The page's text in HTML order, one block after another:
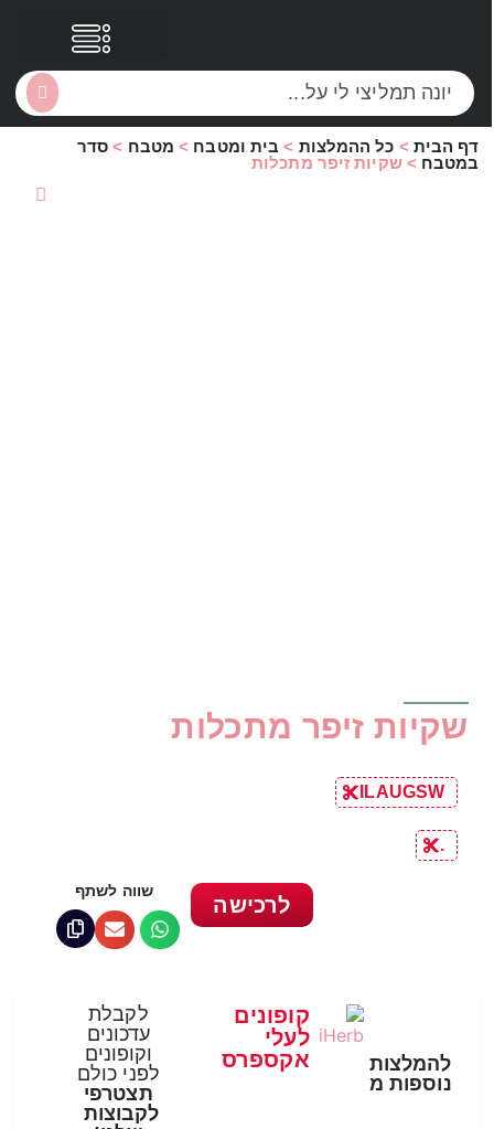
דף הבית> כל ההמלצות> בית ומטבח> מטבח> סדר
במטבח> שקיות זיפר מתכלות
שקיות זיפר מתכלות
ILAUGSW
.
שווה לשתף
לרכישה
להמלצות
נוספות מ
לקבלת
עדכונים
וקופונים
לפני כולם
תצטרפי
לקבוצות
קופונים
לעלי
אקספרס